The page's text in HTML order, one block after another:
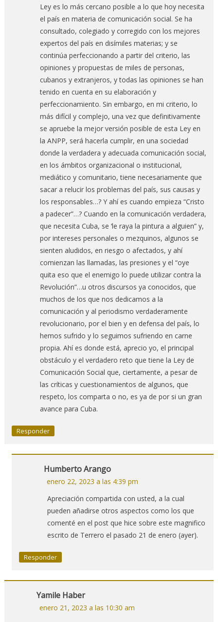
Ley es lo más cercano posible a lo que hoy necesita
el país en materia de comunicación social. Se ha
consultado, colegiado y corregido con los mejores
expertos del país en disímiles materias; y se
continúa perfeccionando a partir del criterio, las
opiniones y propuestas de miles de personas,
cubanos y extranjeros, y todas las opiniones se han
tenido en cuenta en su elaboración y
perfeccionamiento. Sin embargo, en mi criterio, lo
más difícil y complejo, una vez que definitivamente
se apruebe la mejor versión posible de esta Ley en
la ANPP, será hacerla cumplir, en una sociedad
donde la verdadera y adecuada comunicación social,
en los ámbitos organizacional o institucional,
mediático y comunitario, tiene necesariamente que
sacar a relucir los problemas del país, sus causas y
los responsables…? Y ahí es cuando empieza “Cristo
a padecer”…? Cuando en la comunicación verdadera,
que necesita Cuba, se ‘le raya la pintura a alguien” y,
por intereses personales o mezquinos, algunos se
sienten aludidos, en riesgo o afectados, y ahí
comienzan las llamadas, las presiones y el “oye
quita eso que el enemigo lo puede utilizar contra la
Revolución”…u otros discursos ya conocidos, que
muchos de los que nos dedicamos a la
comunicación y al periodismo verdaderamente
revolucionario, por el bien y en defensa del país, lo
hemos sufrido y lo seguimos sufriendo en carne
propia. Ahí es donde está, aprecio yo, el principal
obstáculo y el verdadero reto que tiene la Ley de
Comunicación Social que, ciertamente, a pesar de
las críticas y cuestionamientos de algunos, que
respeto, los comparta o no, es ya de por si un gran
avance para Cuba.
Responder
Humberto Arango
enero 22, 2023 a las 4:39 pm
Apreciación compartida con usted, a la cual
pueden añadirse otros aspectos como los que
comenté en el post que hice sobre este magnifico
escrito de Terrero el pasado 21 de enero (ayer).
Responder
Yamile Haber
enero 21, 2023 a las 10:30 am